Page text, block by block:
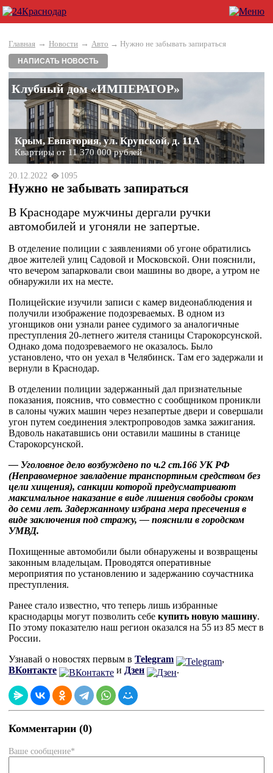
Главная → Новости → Авто → Нужно не забывать запираться
НАПИСАТЬ НОВОСТЬ
Клубный дом «ИМПЕРАТОР»
Крым, Евпатория, ул. Крупской, д. 11А
Квартиры от 11 370 000 рублей
20.12.2022 1095
Нужно не забывать запираться
В Краснодаре мужчины дергали ручки
автомобилей и угоняли не запертые.
В отделение полиции с заявлениями об угоне обратились
двое жителей улиц Садовой и Московской. Они пояснили,
что вечером запарковали свои машины во дворе, а утром не
обнаружили их на месте.
Полицейские изучили записи с камер видеонаблюдения и
получили изображение подозреваемых. В одном из
угонщиков они узнали ранее судимого за аналогичные
преступления 20-летнего жителя станицы Старокорсунской.
Однако дома подозреваемого не оказалось. Было
установлено, что он уехал в Челябинск. Там его задержали и
вернули в Краснодар.
В отделении полиции задержанный дал признательные
показания, пояснив, что совместно с сообщником проникли
в салоны чужих машин через незапертые двери и совершали
угон путем соединения электропроводов замка зажигания.
Вдоволь накатавшись они оставили машины в станице
Старокорсунской.
— Уголовное дело возбуждено по ч.2 ст.166 УК РФ
(Неправомерное завладение транспортным средством без
цели хищения), санкции которой предусматривают
максимальное наказание в виде лишения свободы сроком
до семи лет. Задержанному избрана мера пресечения в
виде заключения под стражу, — пояснили в городском
УМВД.
Похищенные автомобили были обнаружены и возвращены
законным владельцам. Проводятся оперативные
мероприятия по установлению и задержанию соучастника
преступления.
Ранее стало известно, что теперь лишь избранные
краснодарцы могут позволить себе купить новую машину.
По этому показателю наш регион оказался на 55 из 85 мест в
России.
Узнавай о новостях первым в Telegram
,
ВКонтакте
и Дзен .
Комментарии (0)
Ваше сообщение*